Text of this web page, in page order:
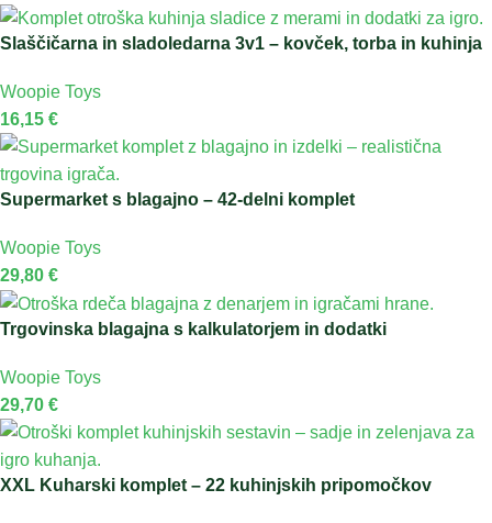
Slaščičarna in sladoledarna 3v1 – kovček, torba in kuhinja
Woopie Toys
16,15 €
Supermarket s blagajno – 42-delni komplet
Woopie Toys
29,80 €
Trgovinska blagajna s kalkulatorjem in dodatki
Woopie Toys
29,70 €
XXL Kuharski komplet – 22 kuhinjskih pripomočkov